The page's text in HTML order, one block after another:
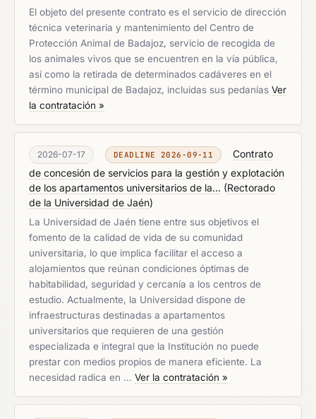
El objeto del presente contrato es el servicio de dirección
técnica veterinaria y mantenimiento del Centro de
Protección Animal de Badajoz, servicio de recogida de
los animales vivos que se encuentren en la vía pública,
así como la retirada de determinados cadáveres en el
término municipal de Badajoz, incluidas sus pedanías Ver
la contratación »
2026-07-17 DEADLINE 2026-09-11
Contrato
de concesión de servicios para la gestión y explotación
de los apartamentos universitarios de la... (Rectorado
de la Universidad de Jaén)
La Universidad de Jaén tiene entre sus objetivos el
fomento de la calidad de vida de su comunidad
universitaria, lo que implica facilitar el acceso a
alojamientos que reúnan condiciones óptimas de
habitabilidad, seguridad y cercanía a los centros de
estudio. Actualmente, la Universidad dispone de
infraestructuras destinadas a apartamentos
universitarios que requieren de una gestión
especializada e integral que la Institución no puede
prestar con medios propios de manera eficiente. La
necesidad radica en … Ver la contratación »